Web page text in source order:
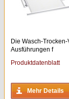
Die Wasch-
Ausführungen f
Produktdatenblatt
Mehr Details